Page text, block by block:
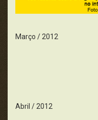
Março / 2012
Abril / 2012